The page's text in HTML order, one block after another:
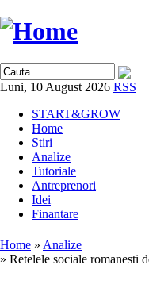
Luni, 10 August 2026 RSS
START&GROW
Home
Stiri
Analize
Tutoriale
Antreprenori
Idei
Finantare
Home » Analize
» Retelele sociale romanesti